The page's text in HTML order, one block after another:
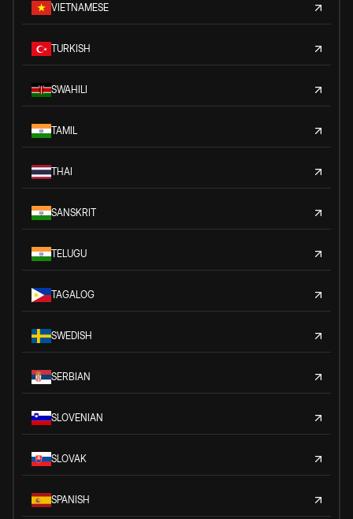
VIETNAMESE
TURKISH
SWAHILI
TAMIL
THAI
SANSKRIT
TELUGU
TAGALOG
SWEDISH
SERBIAN
SLOVENIAN
SLOVAK
SPANISH